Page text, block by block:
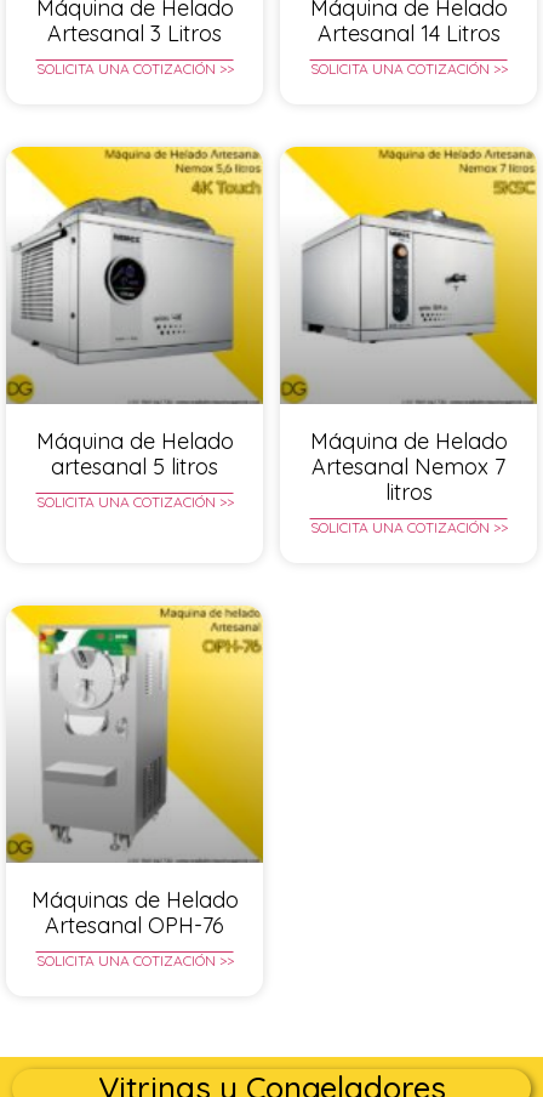
Máquina de Helado
Artesanal 3 Litros
SOLICITA UNA COTIZACIÓN >>
Máquina de Helado
Artesanal 14 Litros
SOLICITA UNA COTIZACIÓN >>
Máquina de Helado
artesanal 5 litros
SOLICITA UNA COTIZACIÓN >>
Máquina de Helado
Artesanal Nemox 7
litros
SOLICITA UNA COTIZACIÓN >>
Máquinas de Helado
Artesanal OPH-76
SOLICITA UNA COTIZACIÓN >>
Vitrinas y Congeladores